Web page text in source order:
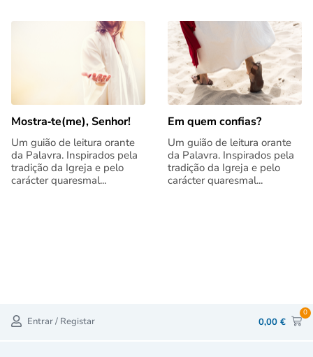
Mostra‑te(me), Senhor!
Um guião de leitura orante
da Palavra. Inspirados pela
tradição da Igreja e pelo
carácter quaresmal...
Em quem confias?
Um guião de leitura orante
da Palavra. Inspirados pela
tradição da Igreja e pelo
carácter quaresmal...
Entrar / Registar 0,00 €
0